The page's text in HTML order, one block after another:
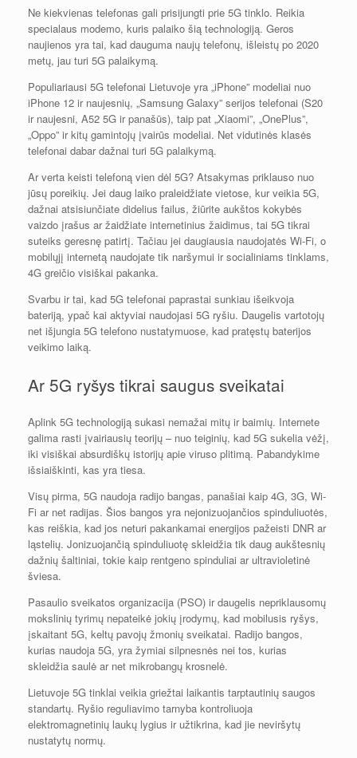
Ne kiekvienas telefonas gali prisijungti prie 5G tinklo. Reikia
specialaus modemo, kuris palaiko šią technologiją. Geros
naujienos yra tai, kad dauguma naujų telefonų, išleistų po 2020
metų, jau turi 5G palaikymą.
Populiariausi 5G telefonai Lietuvoje yra „iPhone” modeliai nuo
iPhone 12 ir naujesnių, „Samsung Galaxy” serijos telefonai (S20
ir naujesni, A52 5G ir panašūs), taip pat „Xiaomi”, „OnePlus”,
„Oppo” ir kitų gamintojų įvairūs modeliai. Net vidutinės klasės
telefonai dabar dažnai turi 5G palaikymą.
Ar verta keisti telefoną vien dėl 5G? Atsakymas priklauso nuo
jūsų poreikių. Jei daug laiko praleidžiate vietose, kur veikia 5G,
dažnai atsisiunčiate didelius failus, žiūrite aukštos kokybės
vaizdo įrašus ar žaidžiate internetinius žaidimus, tai 5G tikrai
suteiks geresnę patirtį. Tačiau jei daugiausia naudojatės Wi-Fi, o
mobilųjį internetą naudojate tik naršymui ir socialiniams tinklams,
4G greičio visiškai pakanka.
Svarbu ir tai, kad 5G telefonai paprastai sunkiau išeikvoja
bateriją, ypač kai aktyviai naudojasi 5G ryšiu. Daugelis vartotojų
net išjungia 5G telefono nustatymuose, kad pratęstų baterijos
veikimo laiką.
Ar 5G ryšys tikrai saugus sveikatai
Aplink 5G technologiją sukasi nemažai mitų ir baimių. Internete
galima rasti įvairiausių teorijų – nuo teiginių, kad 5G sukelia vėžį,
iki visiškai absurdiškų istorijų apie viruso plitimą. Pabandykime
išsiaiškinti, kas yra tiesa.
Visų pirma, 5G naudoja radijo bangas, panašiai kaip 4G, 3G, Wi-
Fi ar net radijas. Šios bangos yra nejonizuojančios spinduliuotės,
kas reiškia, kad jos neturi pakankamai energijos pažeisti DNR ar
ląstelių. Jonizuojančią spinduliuotę skleidžia tik daug aukštesnių
dažnių šaltiniai, tokie kaip rentgeno spinduliai ar ultravioletinė
šviesa.
Pasaulio sveikatos organizacija (PSO) ir daugelis nepriklausomų
mokslinių tyrimų nepateikė jokių įrodymų, kad mobilusis ryšys,
įskaitant 5G, keltų pavojų žmonių sveikatai. Radijo bangos,
kurias naudoja 5G, yra žymiai silpnesnės nei tos, kurias
skleidžia saulė ar net mikrobangų krosnelė.
Lietuvoje 5G tinklai veikia griežtai laikantis tarptautinių saugos
standartų. Ryšio reguliavimo tarnyba kontroliuoja
elektromagnetinių laukų lygius ir užtikrina, kad jie neviršytų
nustatytų normų.